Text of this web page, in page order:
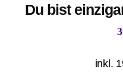
Du bist
inkl.